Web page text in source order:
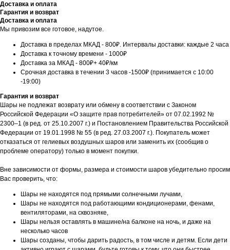
Доставка и оплата
Гарантия и возврат
Доставка и оплата
Мы привозим все готовое, надутое.
Доставка в пределах МКАД - 800₽. Интервалы доставки: каждые 2 часа
Доставка к точному времени - 1000₽
Доставка за МКАД - 800₽+ 40₽/км
Срочная доставка в течении 3 часов -1500₽ (принимается с 10:00
-19:00)
Гарантия и возврат
Шары не подлежат возврату или обмену в соответствии с Законом
Российской Федерации «О защите прав потребителей» от 07.02.1992 №
2300–1 (в ред. от 25.10.2007 г.) и Постановлением Правительства Российской
Федерации от 19.01.1998 № 55 (в ред. 27.03.2007 г.). Покупатель может
отказаться от гелиевых воздушных шаров или заменить их (сообщив о
проблеме оператору) только в момент покупки.
Вне зависимости от формы, размера и стоимости шаров убедительно просим
Вас проверить, что:
Шары не находятся под прямыми солнечными лучами,
Шары не находятся под работающими кондиционерами, фенами,
вентиляторами, на сквозняке,
Шары нельзя оставлять в машине/на балконе на ночь, и даже на
несколько часов
Шары созданы, чтобы дарить радость, в том числе и детям. Если дети